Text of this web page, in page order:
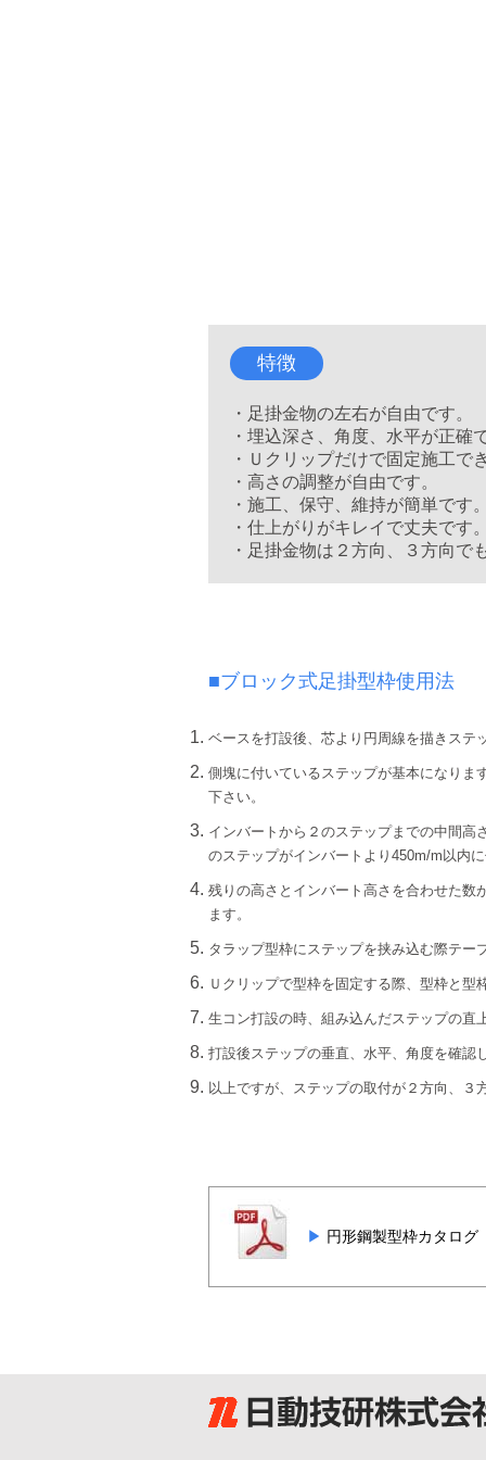
特徴
・足掛金物の左右が自由です。
・埋込深さ、角度、水平が正確
・Ｕクリップだけで固定施工で
・高さの調整が自由です。
・施工、保守、維持が簡単です
・仕上がりがキレイで丈夫です
・足掛金物は２方向、３方向で
■ブロック式足掛型枠使用法
ベースを打設後、芯より円周線を描きステ
側塊に付いているステップが基本になりま
下さい。
インバートから２のステップまでの中間高
のステップがインバートより450m/m以内
残りの高さとインバート高さを合わせた数
ます。
タラップ型枠にステップを挟み込む際テ
Ｕクリップで型枠を固定する際、型枠と
生コン打設の時、組み込んだステップの直
打設後ステップの垂直、水平、角度を確認
以上ですが、ステップの取付が２方向、
円形鋼製型枠カタログ